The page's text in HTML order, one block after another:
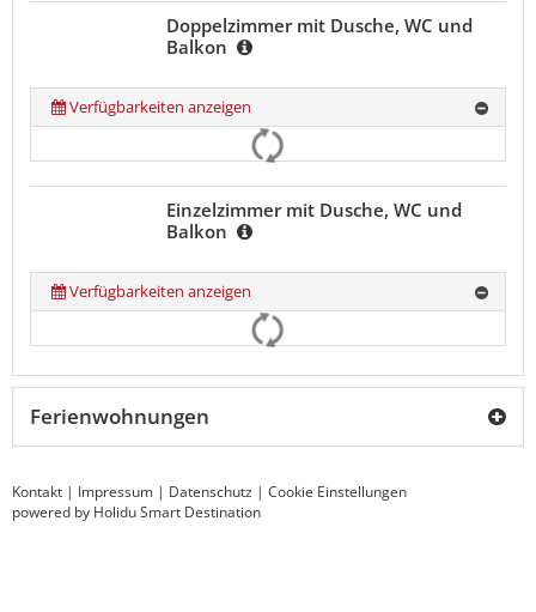
Doppelzimmer mit Dusche, WC und
Balkon
Verfügbarkeiten anzeigen
Einzelzimmer mit Dusche, WC und
Balkon
Verfügbarkeiten anzeigen
Ferienwohnungen
Kontakt | Impressum | Datenschutz | Cookie Einstellungen
powered by Holidu Smart Destination